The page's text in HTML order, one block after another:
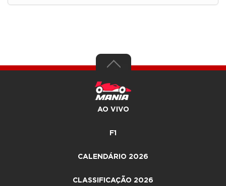
AO VIVO
F1
CALENDÁRIO 2026
CLASSIFICAÇÃO 2026